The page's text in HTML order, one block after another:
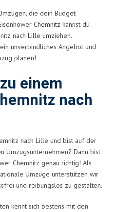
die dein Budget
Chemnitz kannst du
nach Lille umziehen.
unverbindliches Angebot und
planen!
einem
nach
nach Lille und bist auf der
Umzugsunternehmen? Dann bist
Chemnitz genau richtig! Als
Umzüge unterstützen wir
und reibungslos zu gestalten.
kennt sich bestens mit den